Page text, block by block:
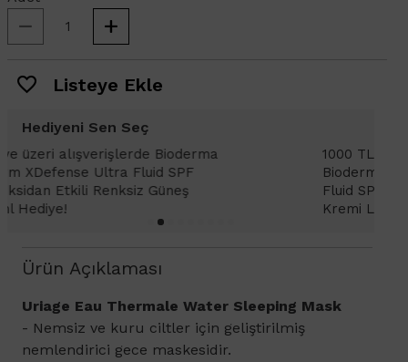
Listeye Ekle
Hediyeni Sen Seç
1000 TL ve üzeri alışverişlerinizde
Bioderma Photoderm XDefense Ultra
Fluid SPF 50+ Antioksidan Renkli Güneş
Kremi Light 2ml hediye!
Ürün Açıklaması
​Uriage Eau Thermale Water Sleeping Mask
- Nemsiz ve kuru ciltler için geliştirilmiş
nemlendirici gece maskesidir.